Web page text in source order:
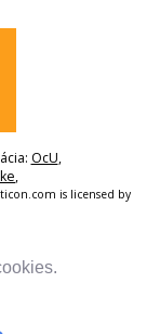
OcU,
,
is licensed by